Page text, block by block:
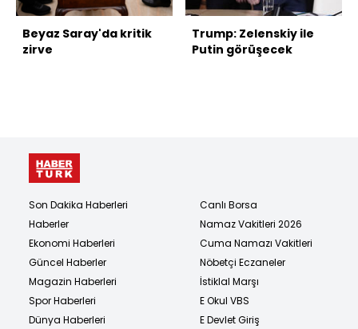
Beyaz Saray'da kritik
zirve
Trump: Zelenskiy ile
Putin görüşecek
Son Dakika Haberleri
Haberler
Ekonomi Haberleri
Güncel Haberler
Magazin Haberleri
Spor Haberleri
Dünya Haberleri
Canlı Borsa
Namaz Vakitleri 2026
Cuma Namazı Vakitleri
Nöbetçi Eczaneler
İstiklal Marşı
E Okul VBS
E Devlet Giriş